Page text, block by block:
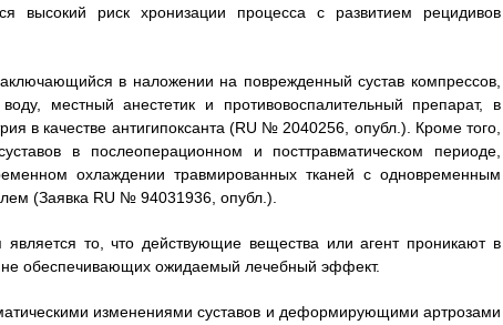
высокий риск хронизации процесса с развитием рецидивов
в наложении на поврежденный сустав компрессов,
местный анестетик и противовоспалительный препарат, в
в качестве антигипоксанта (RU № 2040256, опубл.). Кроме того,
в послеоперационном и посттравматическом периоде,
охлаждении травмированных тканей с одновременным
(Заявка RU № 94031936, опубл.).
то, что действующие вещества или агент проникают в
не обеспечивающих ожидаемый лечебный эффект.
изменениями суставов и деформирующими артрозами